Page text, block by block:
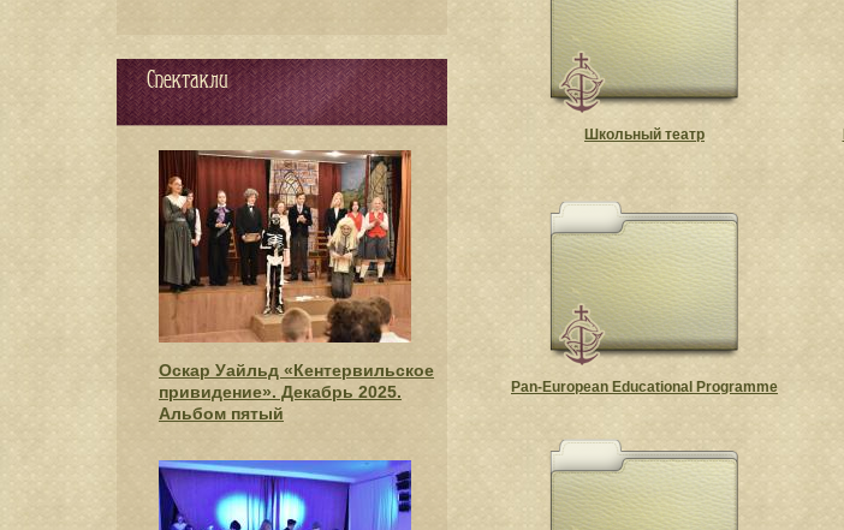
Школьный театр
Pan-European Educational Programme
Спектакли
Оскар Уайльд «Кентервильское
привидение». Декабрь 2025.
Альбом пятый